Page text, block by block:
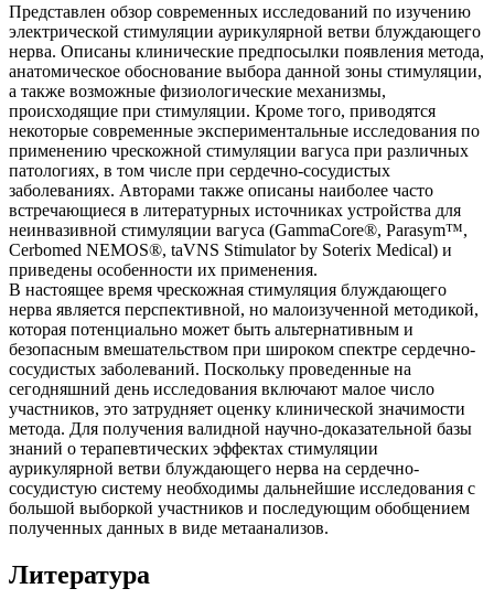
Представлен обзор современных исследований по изучению
электрической стимуляции аурикулярной ветви блуждающего
нерва. Описаны клинические предпосылки появления метода,
анатомическое обоснование выбора данной зоны стимуляции,
а также возможные физиологические механизмы,
происходящие при стимуляции. Кроме того, приводятся
некоторые современные экспериментальные исследования по
применению чрескожной стимуляции вагуса при различных
патологиях, в том числе при сердечно-сосудистых
заболеваниях. Авторами также описаны наиболее часто
встречающиеся в литературных источниках устройства для
неинвазивной стимуляции вагуса (GammaCore®, Parasym™,
Cerbomed NEMOS®, taVNS Stimulator by Soterix Medical) и
приведены особенности их применения.
В настоящее время чрескожная стимуляция блуждающего
нерва является перспективной, но малоизученной методикой,
которая потенциально может быть альтернативным и
безопасным вмешательством при широком спектре сердечно-
сосудистых заболеваний. Поскольку проведенные на
сегодняшний день исследования включают малое число
участников, это затрудняет оценку клинической значимости
метода. Для получения валидной научно-доказательной базы
знаний о терапевтических эффектах стимуляции
аурикулярной ветви блуждающего нерва на сердечно-
сосудистую систему необходимы дальнейшие исследования с
большой выборкой участников и последующим обобщением
полученных данных в виде метаанализов.
Литература